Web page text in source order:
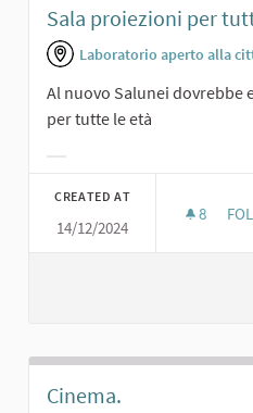
Sala proiezioni per
Laboratorio aperto alla
Al nuovo Salunei dovrebbe
per tutte le età
CREATED AT
14/12/2024
8 8
Cinema.